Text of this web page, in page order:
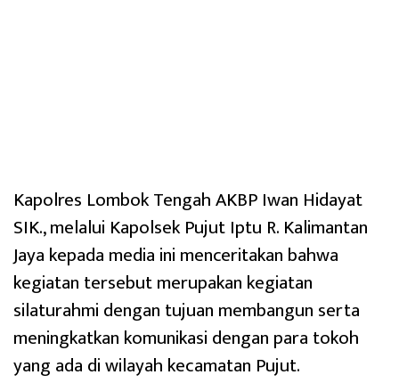
Kapolres Lombok Tengah AKBP Iwan Hidayat
SIK., melalui Kapolsek Pujut Iptu R. Kalimantan
Jaya kepada media ini menceritakan bahwa
kegiatan tersebut merupakan kegiatan
silaturahmi dengan tujuan membangun serta
meningkatkan komunikasi dengan para tokoh
yang ada di wilayah kecamatan Pujut.